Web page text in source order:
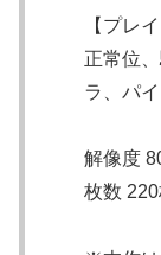
【プレ
正常位
ラ、パ
解像度
枚数